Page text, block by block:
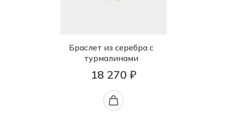
Браслет из серебра с
турмалинами
18 270 ₽